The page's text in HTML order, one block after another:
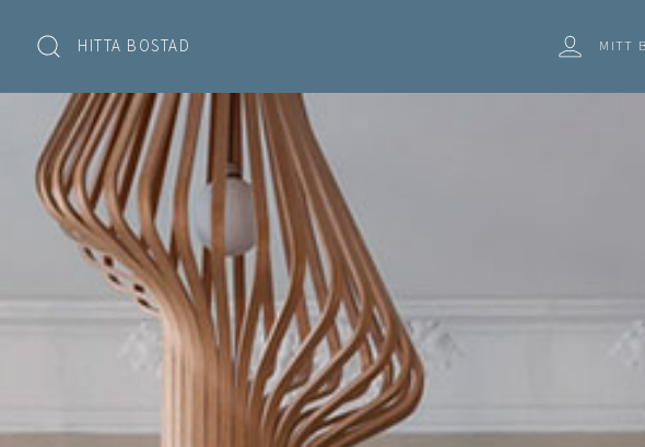
HITTA BOSTAD MITT